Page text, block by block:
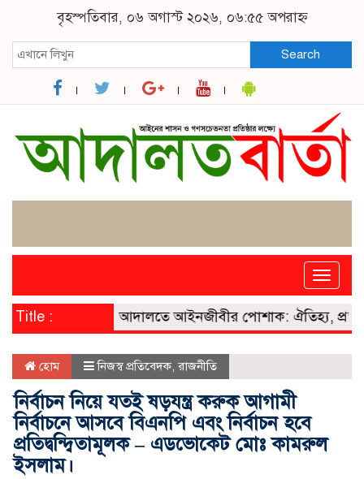
বৃহস্পতিবার, ০৬ অগাস্ট ২০২৬, ০৬:৫৫ অপরাহ্ন
Search
Toggle
Title : আদালতে আইনজীবীর পোশাক: ঐতিহ্য, প্রতীক
হোম নিজস্ব প্রতিবেদক, রাজনীতি
নির্বাচন নিয়ে যতই ষড়যন্ত্র করুক আগামী
নির্বাচনে আসবে বিএনপি এবং নির্বাচন হবে
প্রতিদ্বন্দ্বিতামূলক – এডভোকেট মোঃ কামরুল
ইসলাম।